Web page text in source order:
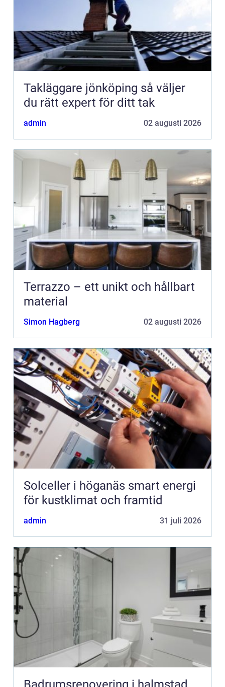
Takläggare jönköping så väljer
du rätt expert för ditt tak
admin 02 augusti 2026
Terrazzo – ett unikt och hållbart
material
Simon Hagberg 02 augusti 2026
Solceller i höganäs smart energi
för kustklimat och framtid
admin 31 juli 2026